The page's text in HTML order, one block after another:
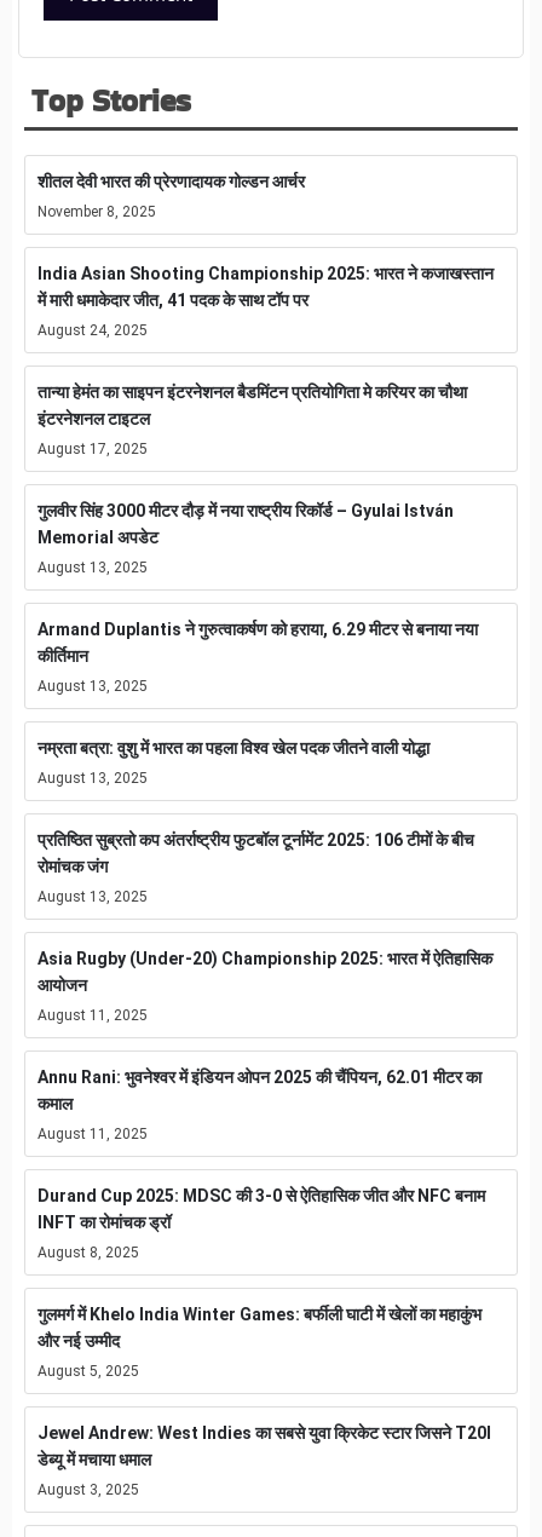
Top Stories
शीतल देवी भारत की प्रेरणादायक गोल्डन आर्चर
November 8, 2025
India Asian Shooting Championship 2025: भारत ने कजाखस्तान
में मारी धमाकेदार जीत, 41 पदक के साथ टॉप पर
August 24, 2025
तान्या हेमंत का साइपन इंटरनेशनल बैडमिंटन प्रतियोगिता मे करियर का चौथा
इंटरनेशनल टाइटल
August 17, 2025
गुलवीर सिंह 3000 मीटर दौड़ में नया राष्ट्रीय रिकॉर्ड – Gyulai István
Memorial अपडेट
August 13, 2025
Armand Duplantis ने गुरुत्वाकर्षण को हराया, 6.29 मीटर से बनाया नया
कीर्तिमान
August 13, 2025
नम्रता बत्रा: वुशु में भारत का पहला विश्व खेल पदक जीतने वाली योद्धा
August 13, 2025
प्रतिष्ठित सुब्रतो कप अंतर्राष्ट्रीय फुटबॉल टूर्नामेंट 2025: 106 टीमों के बीच
रोमांचक जंग
August 13, 2025
Asia Rugby (Under-20) Championship 2025: भारत में ऐतिहासिक
आयोजन
August 11, 2025
Annu Rani: भुवनेश्वर में इंडियन ओपन 2025 की चैंपियन, 62.01 मीटर का
कमाल
August 11, 2025
Durand Cup 2025: MDSC की 3-0 से ऐतिहासिक जीत और NFC बनाम
INFT का रोमांचक ड्रॉ
August 8, 2025
गुलमर्ग में Khelo India Winter Games: बर्फीली घाटी में खेलों का महाकुंभ
और नई उम्मीद
August 5, 2025
Jewel Andrew: West Indies का सबसे युवा क्रिकेट स्टार जिसने T20I
डेब्यू में मचाया धमाल
August 3, 2025